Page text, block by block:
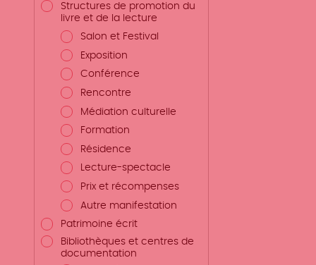
Structures de promotion du
livre et de la lecture
Salon et Festival
Exposition
Conférence
Rencontre
Médiation culturelle
Formation
Résidence
Lecture-spectacle
Prix et récompenses
Autre manifestation
Patrimoine écrit
Bibliothèques et centres de
documentation